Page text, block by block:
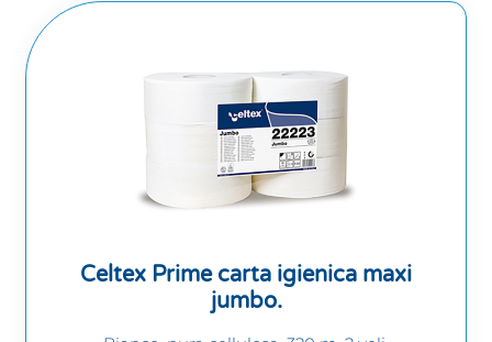
Celtex Prime carta igienica maxi
jumbo.